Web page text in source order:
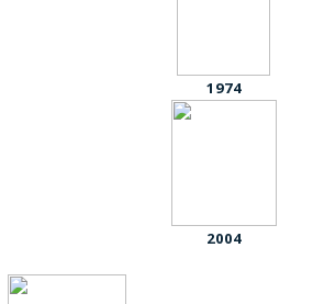
1974
2004